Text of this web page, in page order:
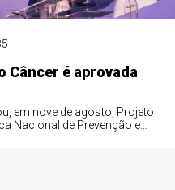
Câncer é aprovada
em nove de agosto, Projeto
Nacional de Prevenção e